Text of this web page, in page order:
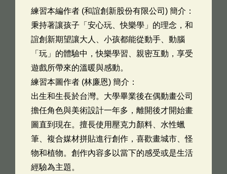
練習本編作者 (和誼創新股份有限公司) 簡介：
秉持著讓孩子「安心玩、快樂學」的理念，和
誼創新期望讓大人、小孩都能從動手、動腦
「玩」的體驗中，快樂學習、親密互動，享受
遊戲所帶來的溫暖與感動。
練習本圖作者 (林廉恩) 簡介：
出生和生長於台灣。大學畢業後在偶動畫公司
擔任角色與美術設計一年多，離開後才開始畫
圖直到現在。擅長使用壓克力顏料、水性蠟
筆、複合媒材拼貼進行創作，喜歡畫城市、怪
物和植物。創作內容多以當下的感受或是生活
經驗為主題。